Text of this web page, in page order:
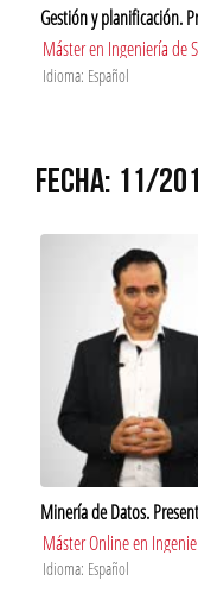
Gestión y planificación.
Máster en Ingeniería de
Idioma: Español
FECHA: 11/
Minería de Datos.
Máster Online en
Idioma: Español